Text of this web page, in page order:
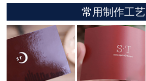
常用制作工艺